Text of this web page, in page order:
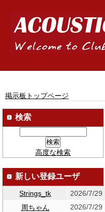
掲示板トップページ
検索
高度な検索
新しい登録ユーザ
Strings_tk
2026/7/29
周ちゃん
2026/7/29